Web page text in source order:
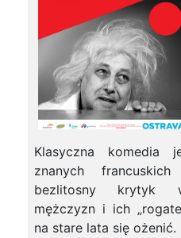
Klasyczna komedia
znanych
bezlitosny krytyk
mężczyzn i ich
na stare lata się